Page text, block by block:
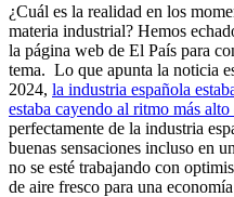
¿Cuál es la realidad en los
materia industrial? Hemos
la página web de El País para
tema. Lo que apunta la noticia
2024, la industria española
estaba cayendo al ritmo más
perfectamente de la industria
buenas sensaciones incluso en
no se esté trabajando con
de aire fresco para una